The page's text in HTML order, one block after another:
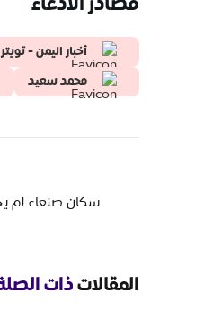
أخبار اليمن - تويتر
محمد سعيد
سكان صنعاء لم
المقالاتذات